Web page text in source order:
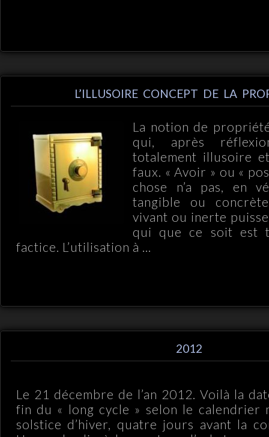
L’ILLUSOIRE CONCEPT DE LA
La notion de
qui, après
totalement illusoire
faux. « Avoir » ou «
chose n’a pas, en
tangible ou
vivant ou inerte
qui que ce soit est
factice. L’utilisation à ...
2012
Le 21 décembre de l’an 2012. Voilà la
fin du « long cycle » selon le calendrier
solstice d’hiver, quatre jours avant la